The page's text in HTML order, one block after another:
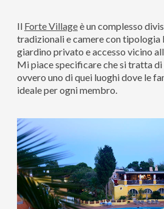
Il Forte Villageè un complesso
tradizionali e camere con tipologia
giardino privato e accesso vicino
Mi piace specificare che si tratta di
ovvero uno di quei luoghi dove le
ideale per ogni membro.